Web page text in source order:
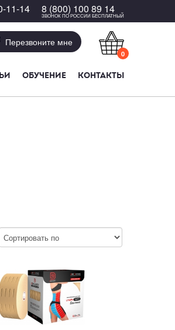
11-14 8 (800) 100 89 14
ЗВОНОК ПО РОССИИ БЕСПЛАТНЫЙ
Перезвоните мне
0
ОБУЧЕНИЕ КОНТАКТЫ